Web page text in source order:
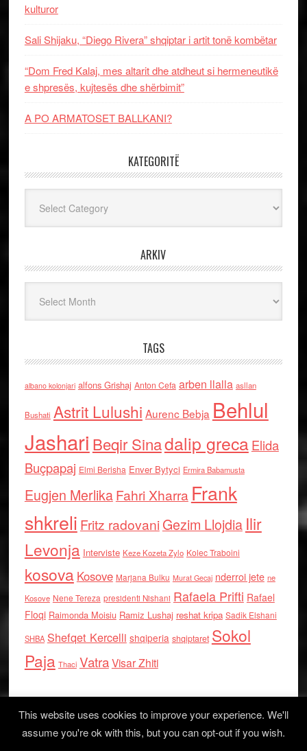
kulturor
Sali Shijaku, “Diego Rivera” shqiptar i artit tonë kombëtar
“Dom Fred Kalaj, mes altarit dhe atdheut si hermeneutikë
e shpresës, kujtesës dhe shërbimit”
A PO ARMATOSET BALLKANI?
KATEGORITË
ARKIV
TAGS
albano kolonjari alfons Grishaj Anton Cefa arben llalla asllan
Bushati Astrit Lulushi Aurenc Bebja Behlul
Jashari Beqir Sinadalip grecaElida
Buçpapaj Elmi Berisha Enver Bytyci Ermira Babamusta
Eugjen MerlikaFahri Xharra Frank
shkreli Fritz radovaniGezim Llojdia Ilir
Levonja Interviste Keze Kozeta Zylo Kolec Traboini
kosova Kosove Marjana Bulku Murat Gecaj nderroi jete ne
Kosove Nene Tereza presidenti Nishani Rafaela Prifti Rafael
Floqi Raimonda Moisiu Ramiz Lushaj reshat kripa Sadik Elshani
SHBA Shefqet Kercelli shqiperia shqiptaret Sokol
Paja Thaci VatraVisar Zhiti
This website uses cookies to improve your experience. We'll
assume you're ok with this, but you can opt-out if you wish.